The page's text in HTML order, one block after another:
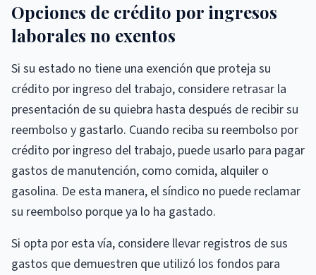
Opciones de crédito por ingresos
laborales no exentos
Si su estado no tiene una exención que proteja su
crédito por ingreso del trabajo, considere retrasar la
presentación de su quiebra hasta después de recibir su
reembolso y gastarlo. Cuando reciba su reembolso por
crédito por ingreso del trabajo, puede usarlo para pagar
gastos de manutención, como comida, alquiler o
gasolina. De esta manera, el síndico no puede reclamar
su reembolso porque ya lo ha gastado.
Si opta por esta vía, considere llevar registros de sus
gastos que demuestren que utilizó los fondos para